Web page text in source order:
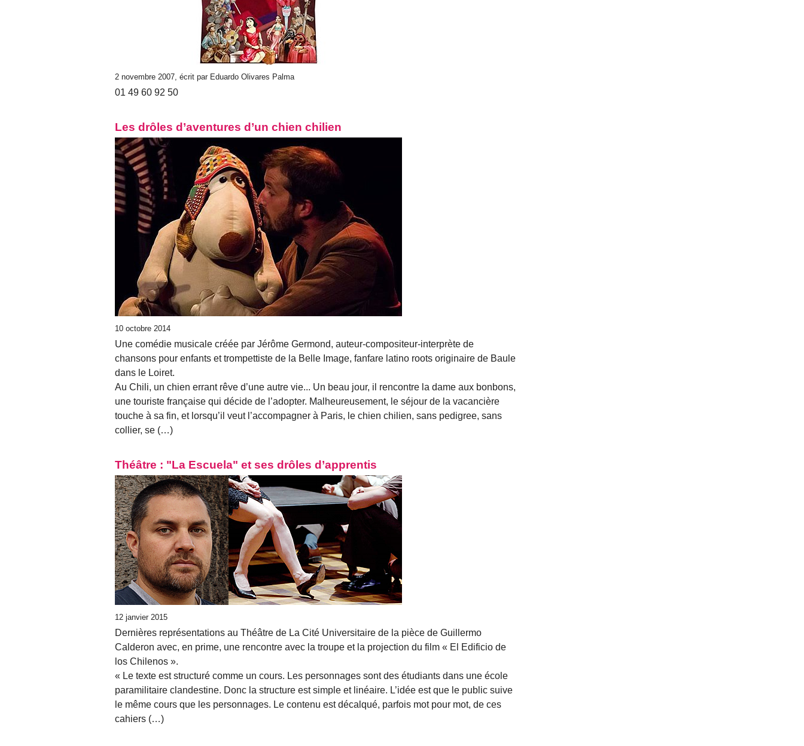
2 novembre 2007, écrit par Eduardo Olivares Palma
01 49 60 92 50
Les drôles d’aventures d’un chien chilien
10 octobre 2014
Une comédie musicale créée par Jérôme Germond, auteur-compositeur-interprète de
chansons pour enfants et trompettiste de la Belle Image, fanfare latino roots originaire de Baule
dans le Loiret.
Au Chili, un chien errant rêve d’une autre vie... Un beau jour, il rencontre la dame aux bonbons,
une touriste française qui décide de l’adopter. Malheureusement, le séjour de la vacancière
touche à sa fin, et lorsqu’il veut l’accompagner à Paris, le chien chilien, sans pedigree, sans
collier, se (…)
Théâtre : "La Escuela" et ses drôles d’apprentis
12 janvier 2015
Dernières représentations au Théâtre de La Cité Universitaire de la pièce de Guillermo
Calderon avec, en prime, une rencontre avec la troupe et la projection du film « El Edificio de
los Chilenos ».
« Le texte est structuré comme un cours. Les personnages sont des étudiants dans une école
paramilitaire clandestine. Donc la structure est simple et linéaire. L’idée est que le public suive
le même cours que les personnages. Le contenu est décalqué, parfois mot pour mot, de ces
cahiers (…)